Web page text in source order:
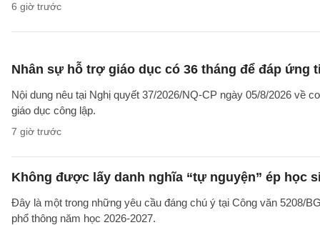
6 giờ trước
Nhân sự hỗ trợ giáo dục có 36 tháng để đáp
Nội dung nêu tại Nghị quyết 37/2026/NQ-CP ngày 05/8/2026
giáo dục công lập.
7 giờ trước
Không được lấy danh nghĩa “tự nguyện” ép học
Đây là một trong những yêu cầu đáng chú ý tại Công văn 5208/
phổ thông năm học 2026-2027.